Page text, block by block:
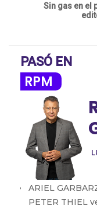
Sin gas en el
PASÓ EN
RPM
ARIEL
PETER THIEL